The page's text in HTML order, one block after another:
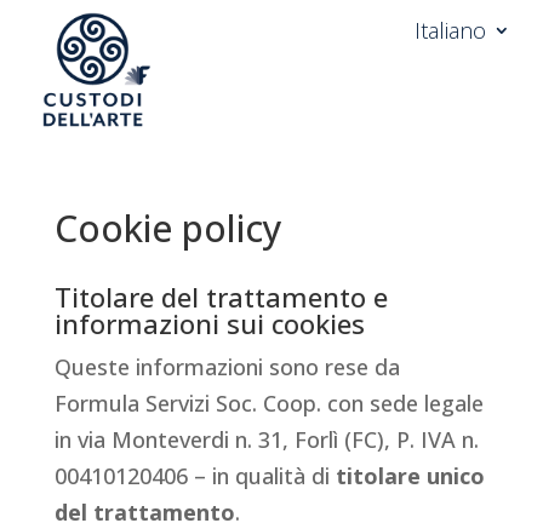
Italiano
Cookie policy
Titolare del trattamento e
informazioni sui cookies
Queste informazioni sono rese da
Formula Servizi Soc. Coop. con sede legale
in via Monteverdi n. 31, Forlì (FC), P. IVA n.
00410120406 – in qualità di titolare unico
del trattamento.